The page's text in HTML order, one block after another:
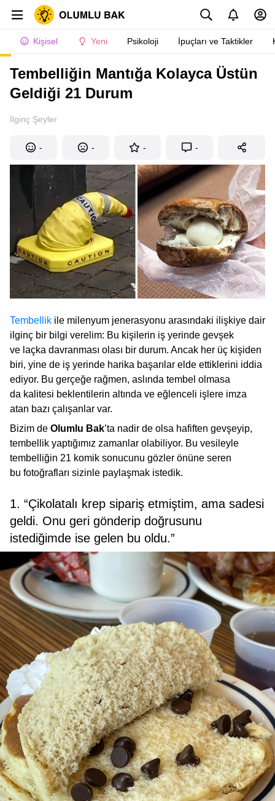
Kişisel Yeni Psikoloji İpuçları ve Taktikler
Tembelliğin Mantığa Kolayca Üstün
Geldiği 21 Durum
İlginç Şeyler
- - - -
Tembellik ile milenyum jenerasyonu arasındaki ilişkiye dair
ilginç bir bilgi verelim: Bu kişilerin iş yerinde gevşek
ve laçka davranması olası bir durum. Ancak her üç kişiden
biri, yine de iş yerinde harika başarılar elde ettiklerini iddia
ediyor. Bu gerçeğe rağmen, aslında tembel olmasa
da kalitesi beklentilerin altında ve eğlenceli işlere imza
atan bazı çalışanlar var.
Bizim de Olumlu Bak’ta nadir de olsa hafiften gevşeyip,
tembellik yaptığımız zamanlar olabiliyor. Bu vesileyle
tembelliğin 21 komik sonucunu gözler önüne seren
bu fotoğrafları sizinle paylaşmak istedik.
1. “Çikolatalı krep sipariş etmiştim, ama sadesi
geldi. Onu geri gönderip doğrusunu
istediğimde ise gelen bu oldu.”